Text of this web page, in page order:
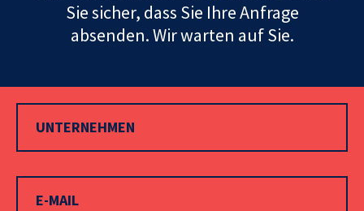
Sie sicher, dass Sie Ihre Anfrage
absenden. Wir warten auf Sie.